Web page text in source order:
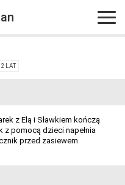
LAT
z Elą i Sławkiem kończą
z pomocą dzieci napełnia
przed zasiewem